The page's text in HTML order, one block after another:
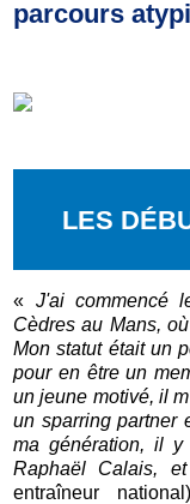
parcours
LES
« J'ai commencé
Cèdres au Mans,
Mon statut était un
pour en être un
un jeune motivé, il
un sparring partner
ma génération, il y
Raphaël Calais,
entraîneur